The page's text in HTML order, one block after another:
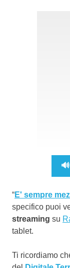
“E' sempre
specifico puoi
streaming su
tablet.
Ti ricordiamo